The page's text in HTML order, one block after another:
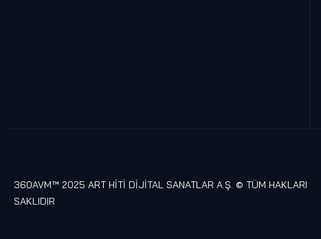
360AVM™ 2025 ART HİTİ DİJİTAL SANATLAR A.Ş. © TÜM HAKLARI
SAKLIDIR